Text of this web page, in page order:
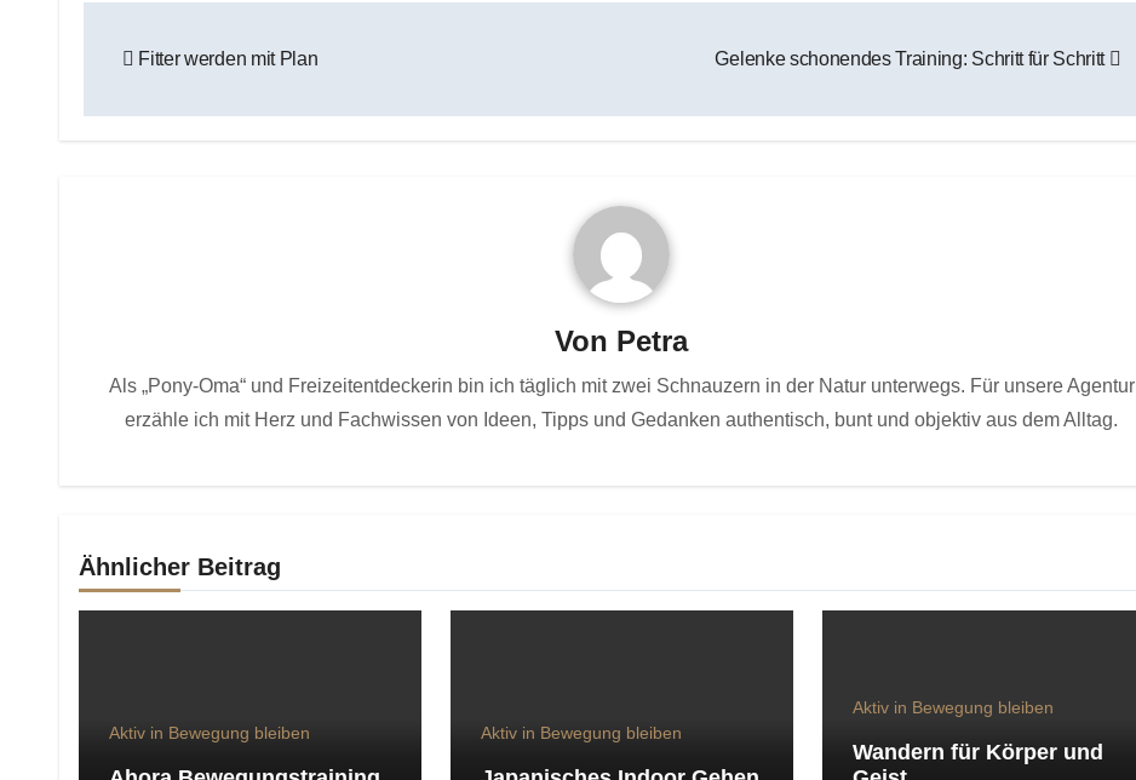
Fitter werden mit Plan Gelenke schonendes Training: Schritt für Schritt
Von Petra
Als „Pony-Oma“ und Freizeitentdeckerin bin ich täglich mit zwei Schnauzern in der Natur unterwegs. Für unsere Agentur
erzähle ich mit Herz und Fachwissen von Ideen, Tipps und Gedanken authentisch, bunt und objektiv aus dem Alltag.
Ähnlicher Beitrag
Aktiv in Bewegung bleiben Aktiv in Bewegung bleiben
Aktiv in Bewegung bleiben
Wandern für Körper und